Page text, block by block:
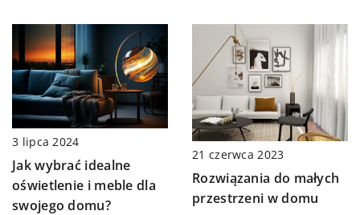
3 lipca 2024
Jak wybrać idealne
oświetlenie i meble dla
swojego domu?
21 czerwca 2023
Rozwiązania do małych
przestrzeni w domu